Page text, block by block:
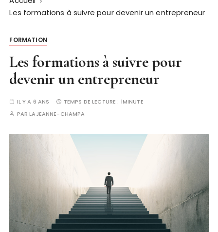
Les formations à suivre pour devenir un entrepreneur
FORMATION
Les formations à suivre pour
devenir un entrepreneur
IL Y A 6 ANS TEMPS DE LECTURE : 1MINUTE
PARLAJEANNE-CHAMPA